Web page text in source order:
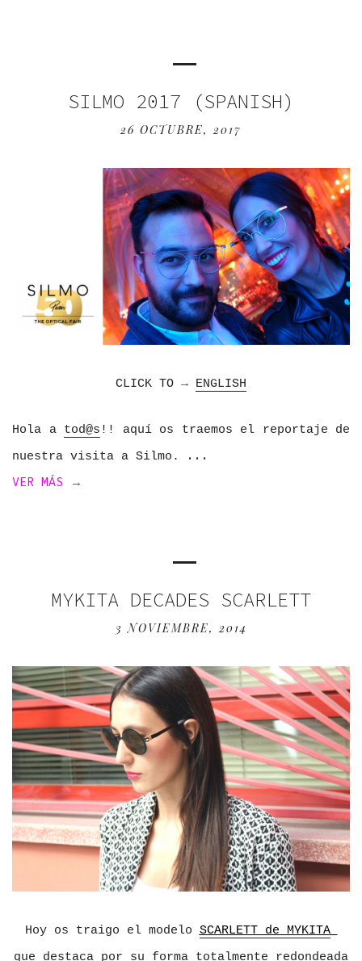
SILMO 2017 (SPANISH)
26 OCTUBRE, 2017
CLICK TO → ENGLISH
Hola a tod@s !! aquí os traemos el reportaje de
nuestra visita a Silmo.
VER MÁS →
MYKITA DECADES SCARLETT
3 NOVIEMBRE, 2014
Hoy os traigo el modelo SCARLETT de MYKITA
que destaca por su forma totalmente redondeada